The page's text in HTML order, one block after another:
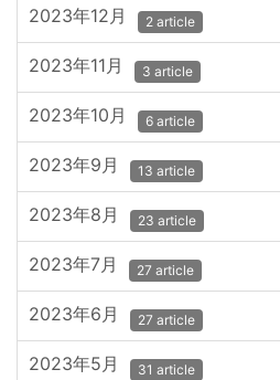
2023年12月 2 article
2023年11月 3 article
2023年10月 6 article
2023年9月 13 article
2023年8月 23 article
2023年7月 27 article
2023年6月 27 article
2023年5月 31 article